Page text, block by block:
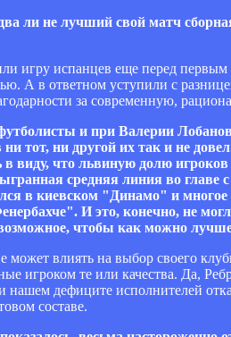
ли не лучший свой матч
игру испанцев еще перед
А в ответном уступили с
за современную,
и при Валерии
тот, ни другой их так и не
виду, что львиную долю
средняя линия во
в киевском "Динамо" и многое
И это, конечно, не
чтобы как можно
может влиять на выбор своего
игроком те или качества. Да,
нашем дефиците исполнителей
составе.